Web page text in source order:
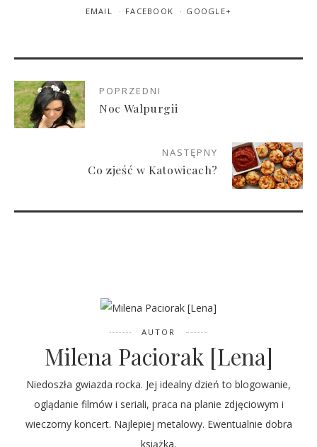
EMAIL FACEBOOK GOOGLE+
POPRZEDNI
Noc Walpurgii
NASTĘPNY
Co zjeść w Katowicach?
AUTOR
Milena Paciorak [Lena]
Niedoszła gwiazda rocka. Jej idealny dzień to blogowanie,
oglądanie filmów i seriali, praca na planie zdjęciowym i
wieczorny koncert. Najlepiej metalowy. Ewentualnie dobra
książka.